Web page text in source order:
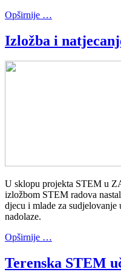
Opširnije …
Izložba i
U sklopu projekta STEM u
izložbom STEM radova
djecu i mlade za
nadolaze.
Opširnije …
Terenska STEM